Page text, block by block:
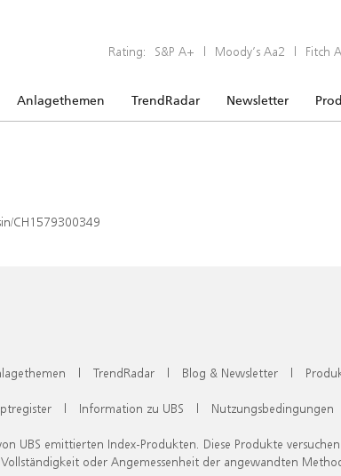
Rating: S&P A+ | Moody’s Aa2 | Fitch
Anlagethemen TrendRadar Newsletter
CH1579300349
| TrendRadar | Blog & Newsletter |
| Information zu UBS | Nutzungsbedingungen
UBS emittierten Index-Produkten. Diese Produkte
oder Angemessenheit der angewandten